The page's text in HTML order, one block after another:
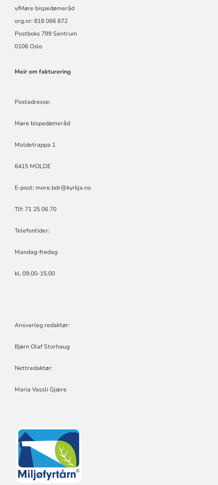
v/Møre bispedømeråd
org.nr: 818 066 872
Postboks 799 Sentrum
0106 Oslo
Meir om fakturering
Postadresse:
Møre bispedømeråd
Moldetrappa 1
6415 MOLDE
E-post: more.bdr@kyrkja.no
Tlf: 71 25 06 70
Telefontider:
Mandag-fredag
kl. 09.00-15.00
Ansvarleg redaktør:
Bjørn Olaf Storhaug
Nettredaktør:
Maria Vassli Gjære